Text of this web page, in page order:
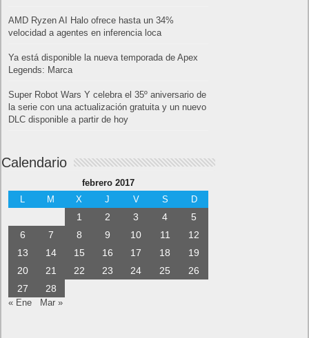
AMD Ryzen AI Halo ofrece hasta un 34%
velocidad a agentes en inferencia loca
Ya está disponible la nueva temporada de Apex
Legends: Marca
Super Robot Wars Y celebra el 35º aniversario de
la serie con una actualización gratuita y un nuevo
DLC disponible a partir de hoy
Calendario
febrero 2017
L
M X J V S D
1 2 3 4
5
6
7 8 9 10 11
12
13
14 15 16 17 18
19
20
21 22 23 24 25
26
27
28
« Ene Mar »